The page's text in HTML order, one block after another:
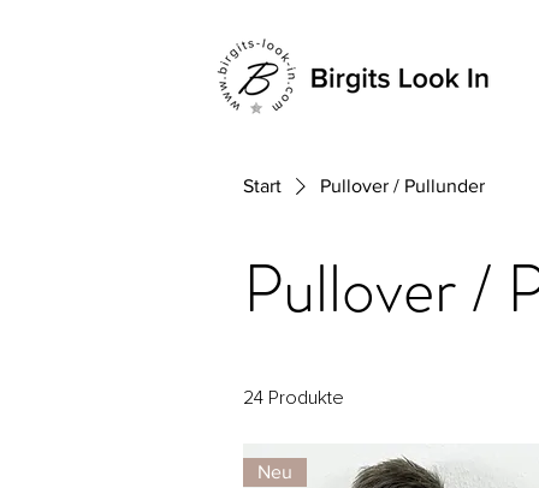
Start Pullover / Pullunder
Pullover /
24 Produkte
Neu